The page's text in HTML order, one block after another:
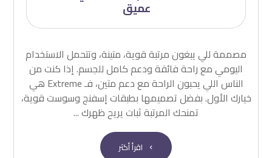
عميق
مصممة للي يبغون مرتبة قوية، متينة، وتتحمل الاستخدام
اليومي مع راحة فائقة ودعم كامل للجسم. إذا كنت من
الناس اللي يحبون الراحة مع دعم متين، فـ Extreme هي
خيارك الأول. بفضل تصميمها بطبقات إسفنج وسوست قوية،
تمنحك المرتبة ثبات يريح ظهرك ...
اقرأ أكثر